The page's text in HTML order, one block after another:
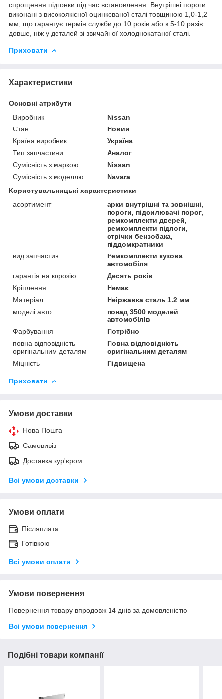
спрощення підгонки під час встановлення. Внутрішні пороги
виконані з високоякісної оцинкованої сталі товщиною 1,0-1,2
мм, що гарантує термін служби до 10 років або в 5-10 разів
довше, ніж у деталей зі звичайної холоднокатаної сталі.
Приховати
Характеристики
Основні атрибути
Виробник
Nissan
Стан
Новий
Країна виробник
Україна
Тип запчастини
Аналог
Сумісність з маркою
Nissan
Сумісність з моделлю
Navara
Користувальницькі характеристики
асортимент
арки внутрішні та зовнішні,
пороги, підсилювачі порог,
ремкомплекти дверей,
ремкомплекти підлоги,
стрічки бензобака,
піддомкратники
вид запчастин
Ремкомплекти кузова
автомобіля
гарантія на корозію
Десять років
Кріплення
Немає
Матеріал
Неіржавка сталь 1.2 мм
моделі авто
понад 3500 моделей
автомобілів
Фарбування
Потрібно
повна відповідність
оригінальним деталям
Повна відповідність
оригінальним деталям
Міцність
Підвищена
Приховати
Умови доставки
Нова Пошта
Самовивіз
Доставка кур'єром
Всі умови доставки
Умови оплати
Післяплата
Готівкою
Всі умови оплати
Умови повернення
Повернення товару впродовж 14 днів за домовленістю
Всі умови повернення
Подібні товари компанії